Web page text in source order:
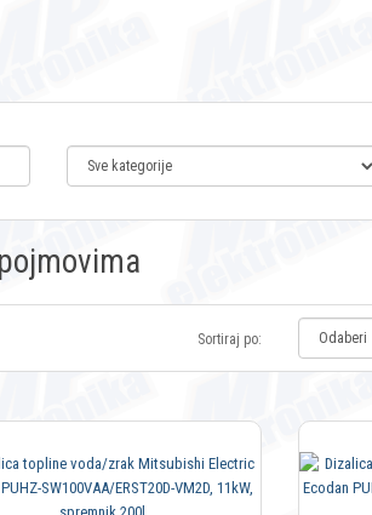
Sortiraj po: